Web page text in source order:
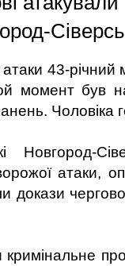
атаки 43-
момент був
Чоловіка
Новгород-
атаки,
докази
кримінальне